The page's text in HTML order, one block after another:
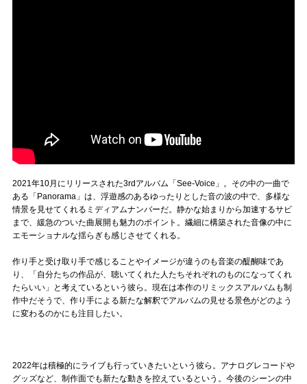
2021年10月にリリースされた3rdアルバム「See-Voice」。その中の一曲で
ある「Panorama」は、浮遊感のあるゆったりとした音の波の中で、多様な
情景を見せてくれるミディアムナンバーだ。静かな始まりから加速するサビ
まで、緩急のついた曲展開も魅力のポイント。繊細に構築された音像の中に
エモーショナルな揺らぎも感じさせてくれる。
作り手と受け取り手で感じることやイメージが違うのも音楽の醍醐味であ
り、「自分たちの作品が、聴いてくれた人たちそれぞれのものになってくれ
たらいい」と考えているという彼ら。現在は本作のリミックスアルバムも制
作中だそうで、作り手による新たな解釈でアルバムの見せる景色がどのよう
に変わるのかにも注目したい。
2022年は積極的にライブも行っていきたいという彼ら。アナログレコードや
グッズなど、制作面でも新たな動きを控えているという。今後のシーンの中